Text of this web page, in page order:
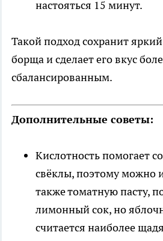
настояться 15 минут.
Такой подход сохранит
борща и сделает его вкус
сбалансированным.
Дополнительные советы:
Кислотность помогает
свёклы, поэтому можно
также томатную пасту,
лимонный сок, но
считается наиболее